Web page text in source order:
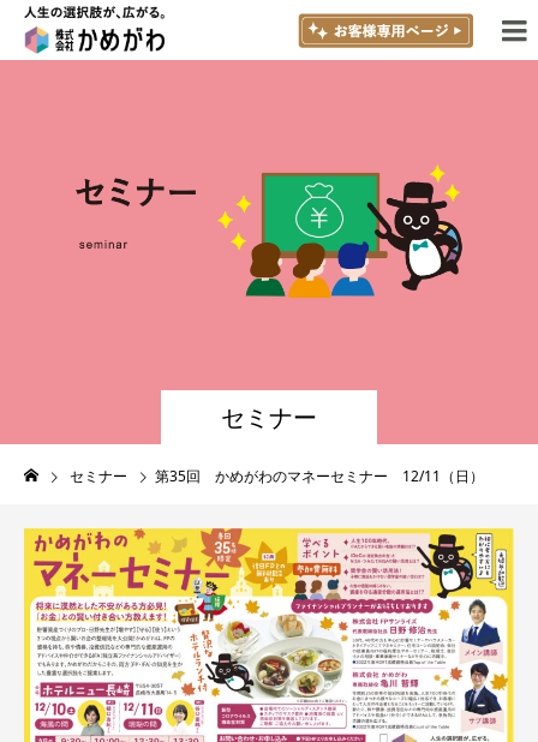
セミナー
セミナー 第35回 かめがわのマネーセミナー 12/11（日）